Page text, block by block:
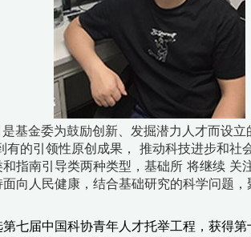
基金委为鼓励创新、发掘潜力人才而设立
有的引领性原创成果， 推动科技进步和社
指南引导类两种类型，基础所 将继续 关
向人民健康，结合基础研究的科学问题，
七届中国科协青年人才托举工程，获得